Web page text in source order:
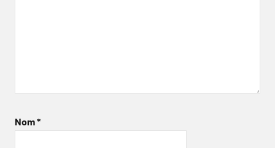
Nom*